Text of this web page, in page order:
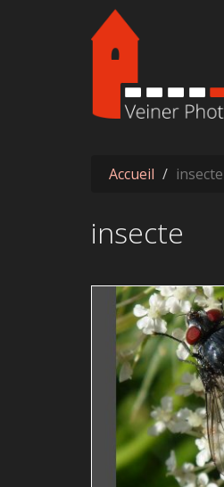
Aller au contenu principal
Accueil insecte
insecte
TRANSLUCIDE 36
Guy Bollendorff